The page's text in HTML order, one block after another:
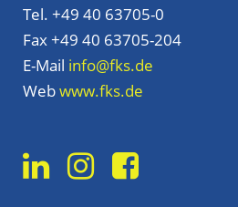
Tel. +49 40 63705-0
Fax +49 40 63705-204
E-Mail info@fks.de
Webwww.fks.de